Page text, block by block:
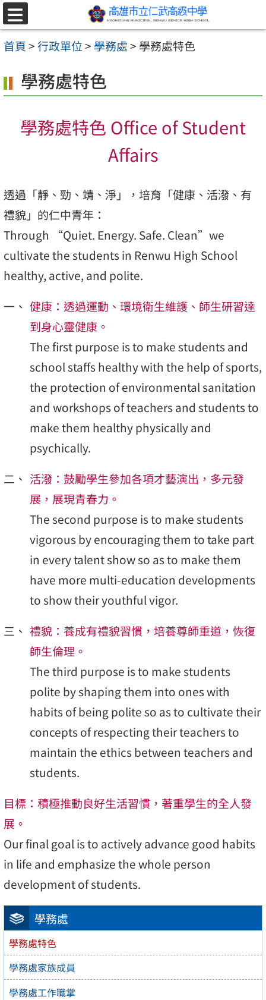
跳至主要內容區
選
單
首頁>行政單位> 學務處> 學務處特色
學務處
學務處特色
學務處家族成員
學務處工作職掌
學務處特色
學務處特色 Office of Student
Affairs
透過「靜、勁、靖、淨」，培育「健康、活潑、有
禮貌」的仁中青年：
Through “Quiet. Energy. Safe. Clean”we
cultivate the students in Renwu High School
healthy, active, and polite.
健康：透過運動、環境衛生維護、師生研習達
到身心靈健康。
The first purpose is to make students and
school staffs healthy with the help of sports,
the protection of environmental sanitation
and workshops of teachers and students to
make them healthy physically and
psychically.
活潑：鼓勵學生參加各項才藝演出，多元發
展，展現青春力。
The second purpose is to make students
vigorous by encouraging them to take part
in every talent show so as to make them
have more multi-education developments
to show their youthful vigor.
禮貌：養成有禮貌習慣，培養尊師重道，恢復
師生倫理。
The third purpose is to make students
polite by shaping them into ones with
habits of being polite so as to cultivate their
concepts of respecting their teachers to
maintain the ethics between teachers and
students.
目標：積極推動良好生活習慣，著重學生的全人發
展。
Our final goal is to actively advance good habits
in life and emphasize the whole person
development of students.